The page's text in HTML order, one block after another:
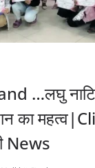
…लघु
का
News